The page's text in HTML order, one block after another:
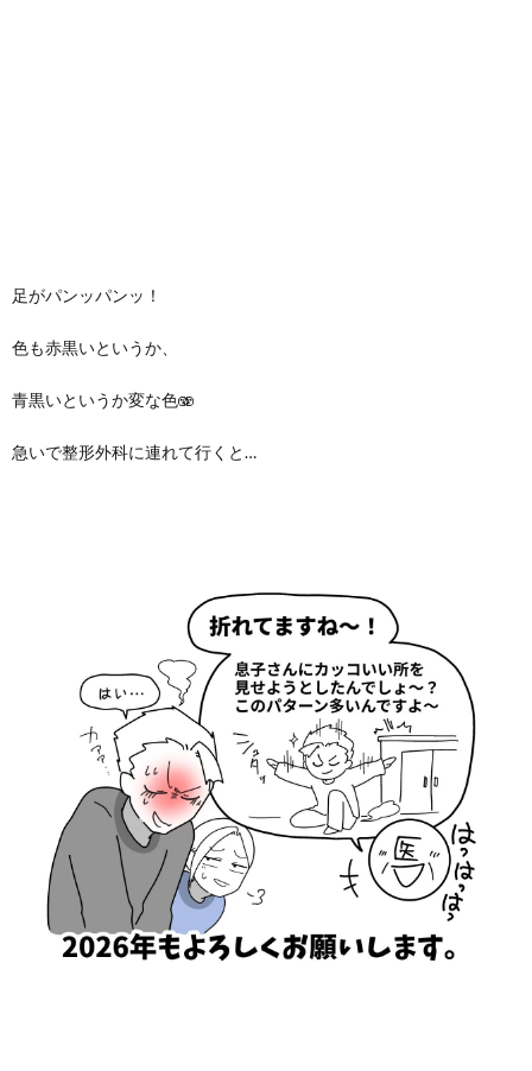
足がパンッパンッ！
色も赤黒いというか、
青黒いというか変な色🫨
急いで整形外科に連れて行くと…